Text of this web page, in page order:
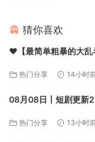
猜你喜欢
❤️【最简单粗暴的大乱
热门分享 14小时
08月08日丨短剧更新
热门分享 13小时